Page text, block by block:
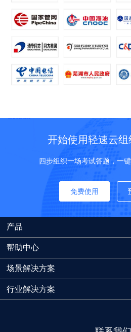
开始使用轻速云
四步组织一场考试答题，一
免费使用
产品
帮助中心
场景解决方案
行业解决方案